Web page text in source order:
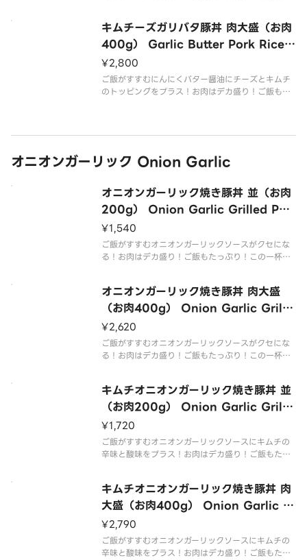
e with the stro
キムチーズガリバタ豚丼 肉大盛（お肉
400g） Garlic Butter Pork Rice
Bowl with Kimchi ＆ Cheese（L
400g Meat）
¥2,800
ご飯がすすむにんにくバター醤油にチーズとキムチ
のトッピングをプラス！お肉はデカ盛り！ご飯もた
オニオンガーリック Onion Garlic
オニオンガーリック焼き豚丼 並（お肉
200g） Onion Garlic Grilled Por
k Rice Bowl（M 200g Meat）
¥1,540
ご飯がすすむオニオンガーリックソースがクセにな
る！お肉はデカ盛り！ご飯もたっぷり！この一杯で
ell with rice！With mega po
オニオンガーリック焼き豚丼 肉大盛
（お肉400g） Onion Garlic Grille
d Pork Rice Bowl（L 400g Mea
t）
¥2,620
ご飯がすすむオニオンガーリックソースがクセにな
る！お肉はデカ盛り！ご飯もたっぷり！この一杯で
ell with rice！With mega po
キムチオニオンガーリック焼き豚丼 並
（お肉200g） Onion Garlic Grille
d Pork Rice Bowl with Kimchi
（M 200g Meat）
¥1,720
ご飯がすすむオニオンガーリックソースにキムチの
辛味と酸味をプラス！お肉はデカ盛り！ご飯もたっ
s spicy ＆ sour k
キムチオニオンガーリック焼き豚丼 肉
大盛（お肉400g） Onion Garlic G
rilled Pork Rice Bowl with Kimc
hi（L 400g Meat）
¥2,790
ご飯がすすむオニオンガーリックソースにキムチの
辛味と酸味をプラス！お肉はデカ盛り！ご飯もたっ